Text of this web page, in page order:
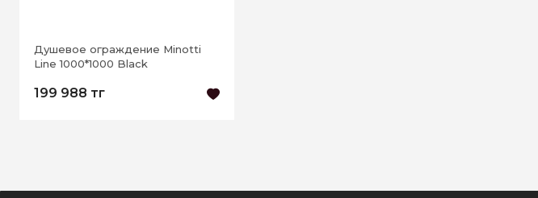
Душевое ограждение Minotti
Line 1000*1000 Black
199 988 тг